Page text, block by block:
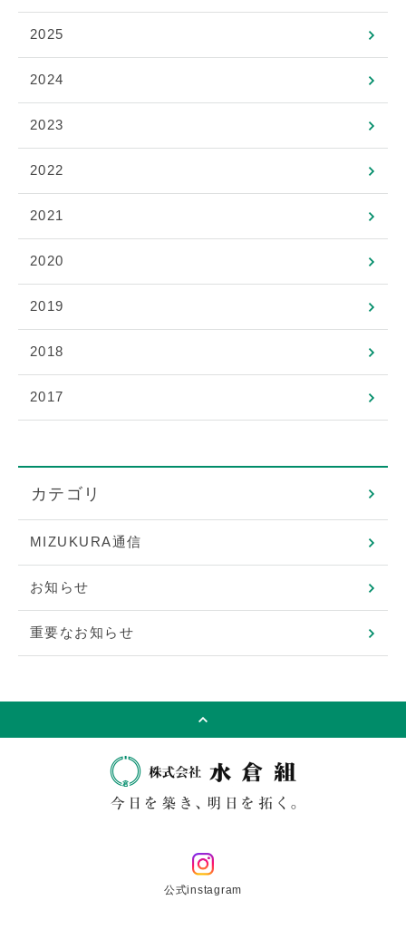
2025
2024
2023
2022
2021
2020
2019
2018
2017
カテゴリ
MIZUKURA通信
お知らせ
重要なお知らせ
公式instagram